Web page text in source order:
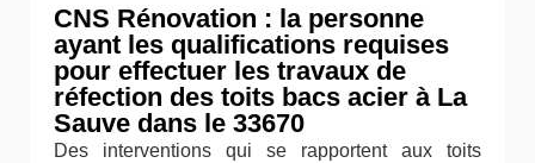
CNS Rénovation : la personne
ayant les qualifications requises
pour effectuer les travaux de
réfection des toits bacs acier à La
Sauve dans le 33670
Des interventions qui se rapportent aux toits